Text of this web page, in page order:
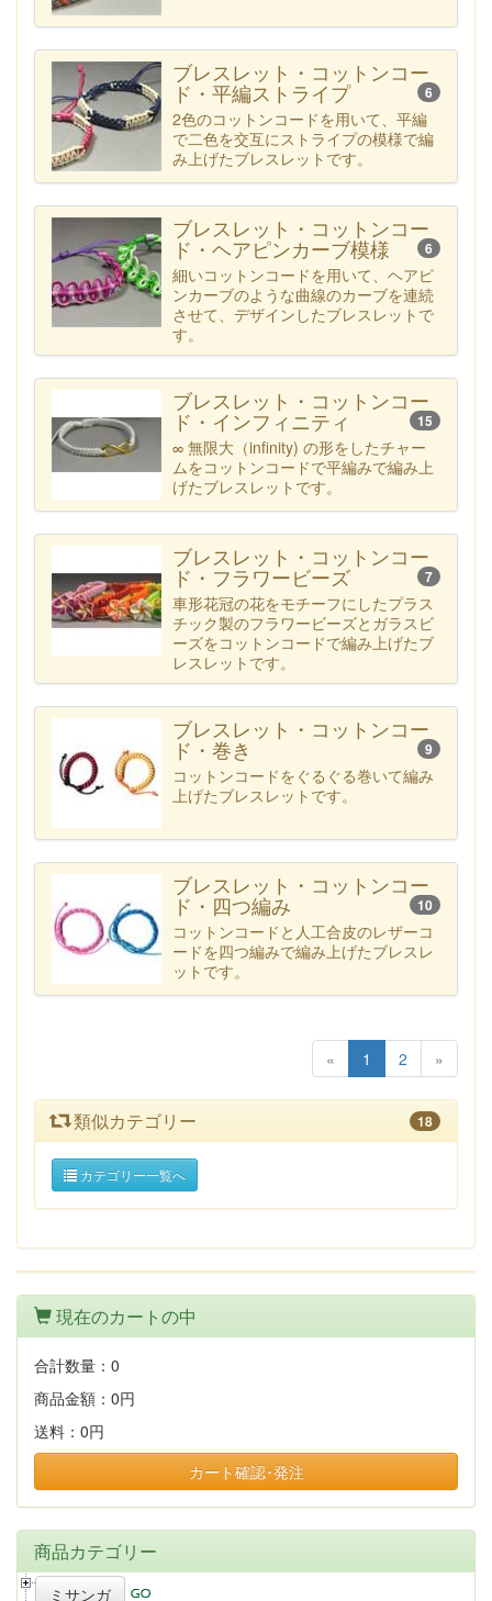
ブレスレット・コットンコー
ド・平編ストライプ 6
2色のコットンコードを用いて、平編
で二色を交互にストライプの模様で編
み上げたブレスレットです。
ブレスレット・コットンコー
ド・ヘアピンカーブ模様 6
細いコットンコードを用いて、ヘアピ
ンカーブのような曲線のカーブを連続
させて、デザインしたブレスレットで
す。
ブレスレット・コットンコー
ド・インフィニティ 15
∞ 無限大（infinity) の形をしたチャー
ムをコットンコードで平編みで編み上
げたブレスレットです。
ブレスレット・コットンコー
ド・フラワービーズ 7
車形花冠の花をモチーフにしたプラス
チック製のフラワービーズとガラスビ
ーズをコットンコードで編み上げたブ
レスレットです。
ブレスレット・コットンコー
ド・巻き 9
コットンコードをぐるぐる巻いて編み
上げたブレスレットです。
ブレスレット・コットンコー
ド・四つ編み 10
コットンコードと人工合皮のレザーコ
ードを四つ編みで編み上げたブレスレ
ットです。
« 1 2 »
類似カテゴリー 18
カテゴリー一覧へ
現在のカートの中
合計数量： 0
商品金額： 0円
送料： 0円
カート確認･発注
商品カテゴリー
ミサンガ